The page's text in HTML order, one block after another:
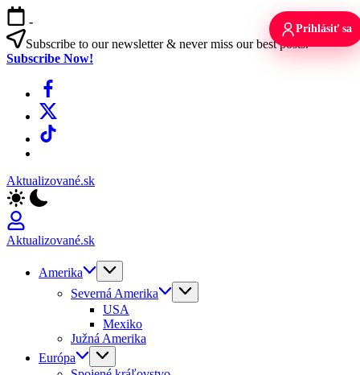
Skip
to
content
-
Subscribe to our newsletter & never miss our best posts.
Subscribe Now!
Facebook
X
TikTok
Aktualizované.sk
Aktualizované.sk
Amerika
Severná Amerika
USA
Mexiko
Južná Amerika
Európa
Prihlásiť sa